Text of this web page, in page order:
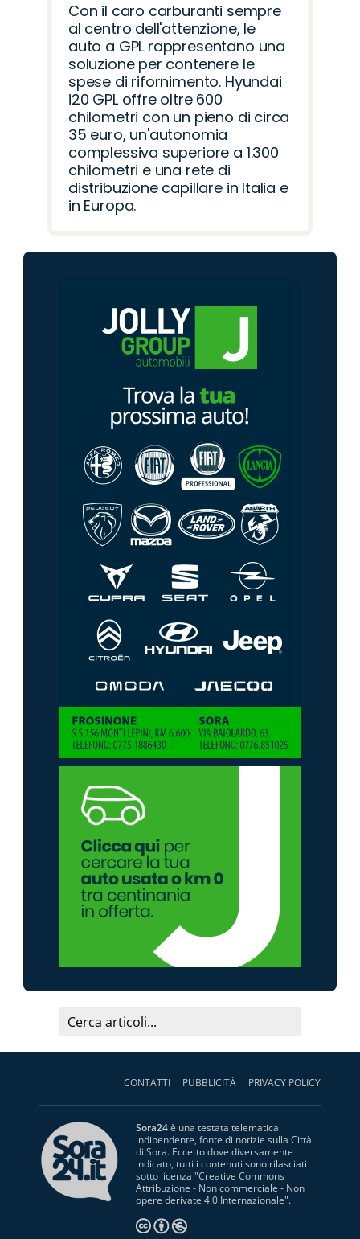
Con il caro carburanti sempre
al centro dell'attenzione, le
auto a GPL rappresentano una
soluzione per contenere le
spese di rifornimento. Hyundai
i20 GPL offre oltre 600
chilometri con un pieno di circa
35 euro, un'autonomia
complessiva superiore a 1.300
chilometri e una rete di
distribuzione capillare in Italia e
in Europa.
CONTATTI PUBBLICITÀ PRIVACY POLICY
Sora24è una testata telematica
indipendente, fonte di notizie sulla Città
di Sora. Eccetto dove diversamente
indicato, tutti i contenuti sono rilasciati
sotto licenza "Creative Commons
Attribuzione - Non commerciale - Non
opere derivate 4.0 Internazionale".